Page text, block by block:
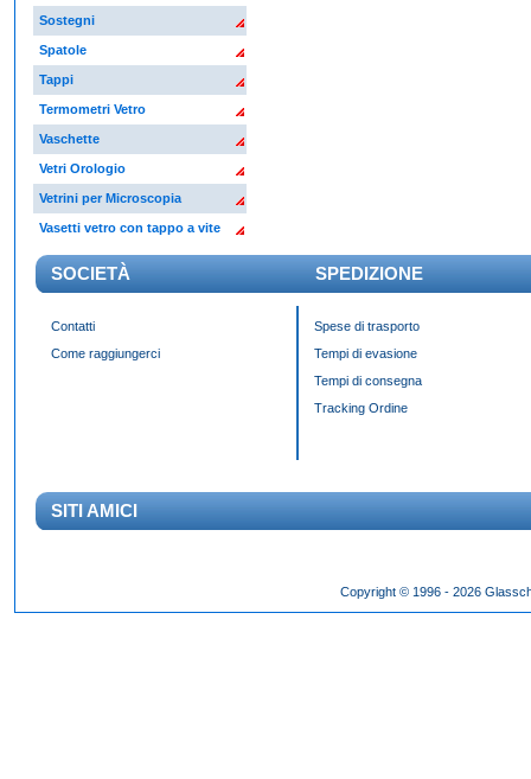
Sostegni
Spatole
Tappi
Termometri Vetro
Vaschette
Vetri Orologio
Vetrini per Microscopia
Vasetti vetro con tappo a vite
SOCIETÀ SPEDIZIONE
Contatti
Come raggiungerci
Spese di trasporto
Tempi di evasione
Tempi di consegna
Tracking Ordine
SITI AMICI
dessen klassisches Erscheinungsbild über
Copyright © 1996 - 2026